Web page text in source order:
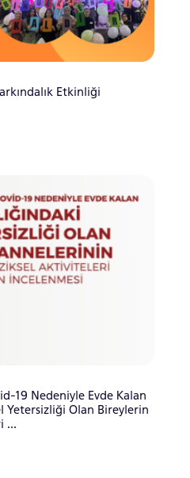
Etkinliği
19 Nedeniyle Evde Kalan
Yetersizliği Olan Bireylerin
...